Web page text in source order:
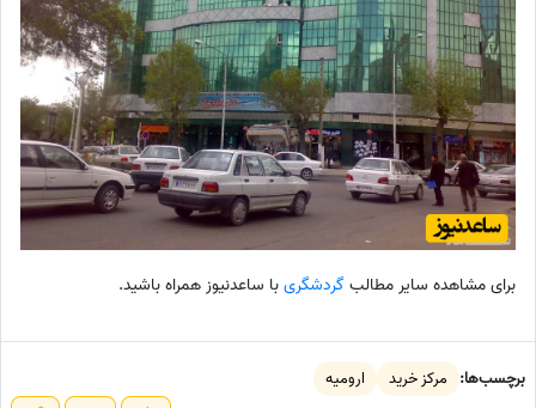
برای مشاهده سایر مطالب گردشگریبا ساعدنیوز همراه باشید.
برچسب‌ها: مرکز خرید ارومیه